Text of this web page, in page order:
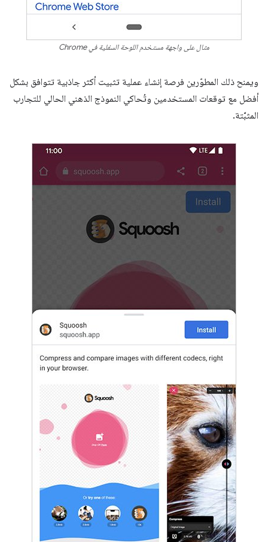
مثال على واجهة مستخدم اللوحة السفلية في Chrome
ويمنح ذلك المطوّرين فرصة إنشاء عملية تثبيت أكثر جاذبية تتوافق بشكل
أفضل مع توقعات المستخدمين وتُحاكي النموذج الذهني الحالي للتجارب
المثبَّتة.